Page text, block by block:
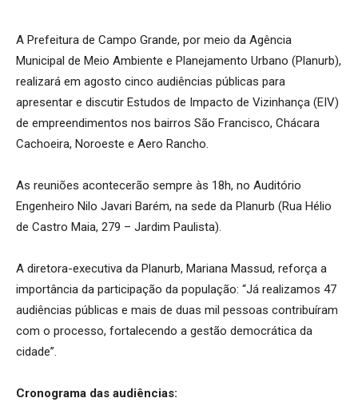
A Prefeitura de Campo Grande, por meio da Agência
Municipal de Meio Ambiente e Planejamento Urbano (Planurb),
realizará em agosto cinco audiências públicas para
apresentar e discutir Estudos de Impacto de Vizinhança (EIV)
de empreendimentos nos bairros São Francisco, Chácara
Cachoeira, Noroeste e Aero Rancho.
As reuniões acontecerão sempre às 18h, no Auditório
Engenheiro Nilo Javari Barém, na sede da Planurb (Rua Hélio
de Castro Maia, 279 – Jardim Paulista).
A diretora-executiva da Planurb, Mariana Massud, reforça a
importância da participação da população: “Já realizamos 47
audiências públicas e mais de duas mil pessoas contribuíram
com o processo, fortalecendo a gestão democrática da
cidade”.
Cronograma das audiências: